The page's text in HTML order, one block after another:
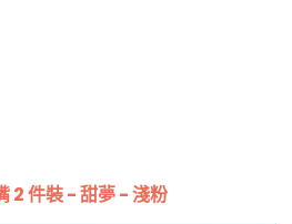
2 件裝 - 甜夢 - 淺粉